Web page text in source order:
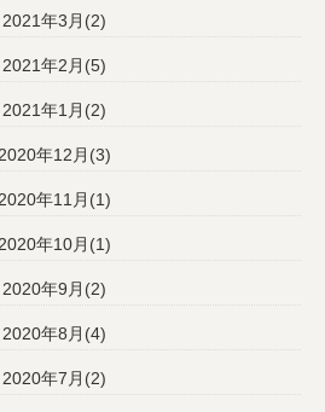
2021年3月(2)
2021年2月(5)
2021年1月(2)
年12月(3)
年11月(1)
年10月(1)
2020年9月(2)
2020年8月(4)
2020年7月(2)